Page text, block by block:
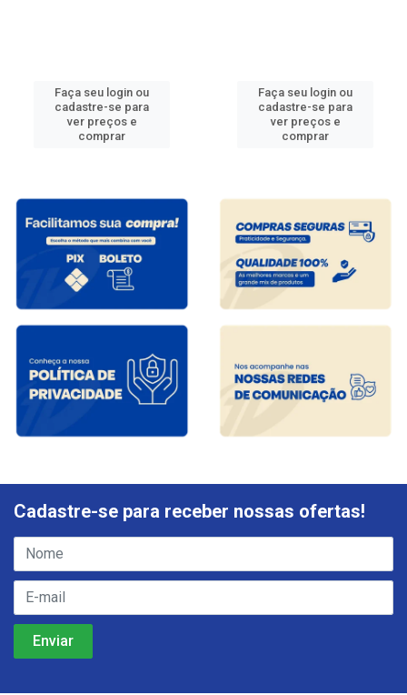
Faça seu login ou
cadastre-se para
ver preços e
comprar
Faça seu login ou
cadastre-se para
ver preços e
comprar
Cadastre-se para receber nossas ofertas!